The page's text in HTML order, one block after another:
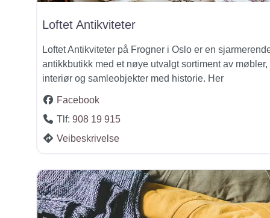
Loftet Antikviteter
Loftet Antikviteter på Frogner i Oslo er en
antikkbutikk med et nøye utvalgt sortiment av møbler,
interiør og samleobjekter med historie. Her
Facebook
Tlf: 908 19 915
Veibeskrivelse